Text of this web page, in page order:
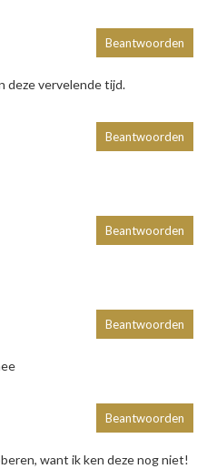
deze vervelende tijd.
Beantwoorden
Beantwoorden
Beantwoorden
Beantwoorden
want ik ken deze nog niet!
Beantwoorden